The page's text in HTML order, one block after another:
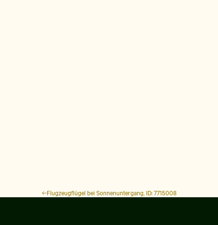
Flugzeugflügel bei Sonnenuntergang, ID: 7715008